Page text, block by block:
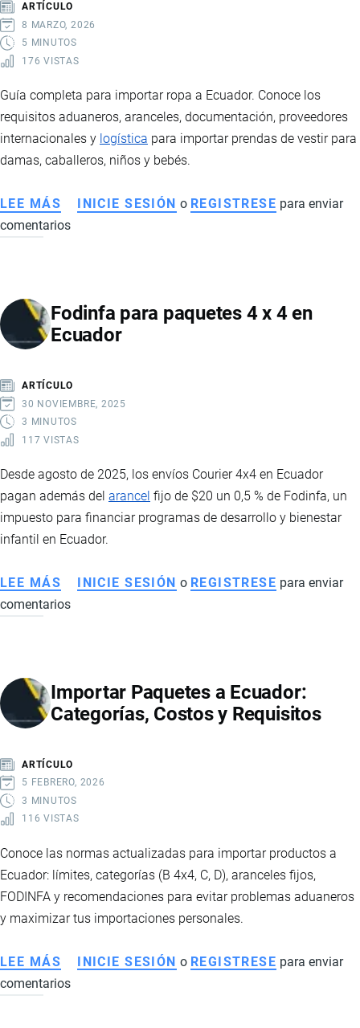
IMPUESTOS
Y
LOGÍSTICA
ARTÍCULO
8 MARZO, 2026
5 MINUTOS
176 VISTAS
Guía completa para importar ropa a Ecuador. Conoce los
requisitos aduaneros, aranceles, documentación, proveedores
internacionales y logística para importar prendas de vestir para
damas, caballeros, niños y bebés.
LEE MÁS SOBRE
IMPORTACIÓN
ECUADOR:
REQUISITOS,
GUÍA
PARA
IMPORTAR
VESTIR
INICIE SESIÓN o REGISTRESE para enviar
comentarios
Fodinfa para paquetes 4 x 4 en
Ecuador
ARTÍCULO
30 NOVIEMBRE, 2025
3 MINUTOS
117 VISTAS
Desde agosto de 2025, los envíos Courier 4x4 en Ecuador
pagan además del arancel fijo de $20 un 0,5 % de Fodinfa, un
impuesto para financiar programas de desarrollo y bienestar
infantil en Ecuador.
LEE MÁS SOBRE
FODINFA
X
4
INICIE SESIÓN o REGISTRESE para enviar
comentarios
Importar Paquetes a Ecuador:
Categorías, Costos y Requisitos
ARTÍCULO
5 FEBRERO, 2026
3 MINUTOS
116 VISTAS
Conoce las normas actualizadas para importar productos a
Ecuador: límites, categorías (B 4x4, C, D), aranceles fijos,
FODINFA y recomendaciones para evitar problemas aduaneros
y maximizar tus importaciones personales.
LEE MÁS SOBRE
IMPORTAR
INICIE SESIÓN o REGISTRESE para enviar
comentarios